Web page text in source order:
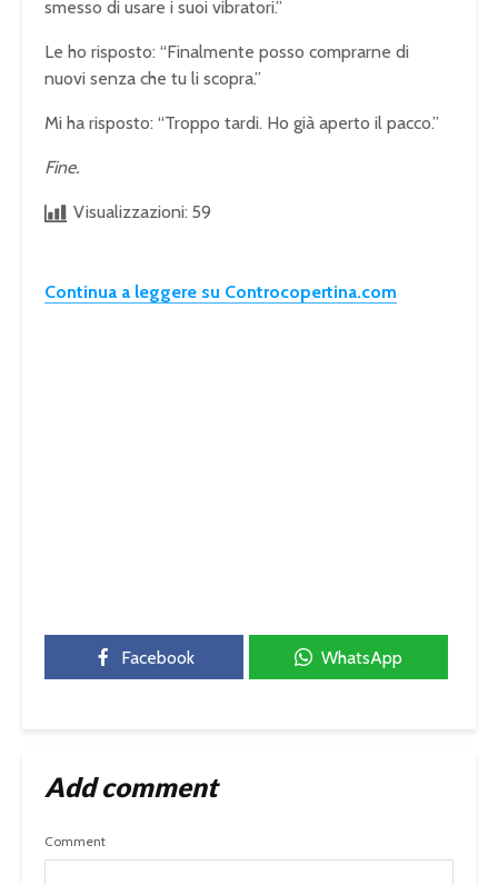
smesso di usare i suoi vibratori.”
Le ho risposto: “Finalmente posso comprarne di
nuovi senza che tu li scopra.”
Mi ha risposto: “Troppo tardi. Ho già aperto il pacco.”
Fine.
Visualizzazioni: 59
Continua a leggere su Controcopertina.com
Facebook WhatsApp
Add comment
Comment